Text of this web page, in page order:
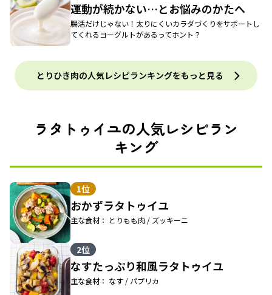
運動が続かない…とお悩みのかたへ
腸活だけじゃない！太りにくいカラダづくりをサポートし
てくれるヨーグルトがあるってホント？
とりひき肉の人気レシピランキングをもっと見る
ラタトゥイユの人気レシピラン
キング
1位
おかずラタトゥイユ
主な食材： とりもも肉 / ズッキーニ
2位
なすたっぷり和風ラタトゥイユ
主な食材： なす / パプリカ